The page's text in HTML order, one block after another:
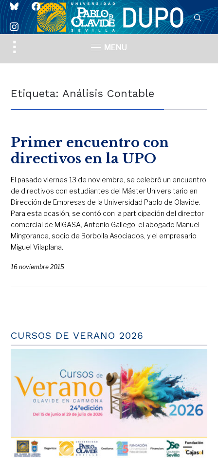
blueskyfacebook
instagram
Toggle
sidebar
MENU
Etiqueta:Análisis Contable
Primer encuentro con
directivos en la UPO
El pasado viernes 13 de noviembre, se celebró un encuentro
de directivos con estudiantes del Máster Universitario en
Dirección de Empresas de la Universidad Pablo de Olavide.
Para esta ocasión, se contó con la participación del director
comercial de MIGASA, Antonio Gallego, el abogado Manuel
Mingorance, socio de Borbolla Asociados, y el empresario
Miguel Vilaplana.
16 noviembre 2015
CURSOS DE VERANO 2026